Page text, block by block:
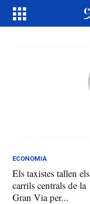
ECONOMIA
Els taxistes tallen els
carrils centrals de la
Gran Via per...